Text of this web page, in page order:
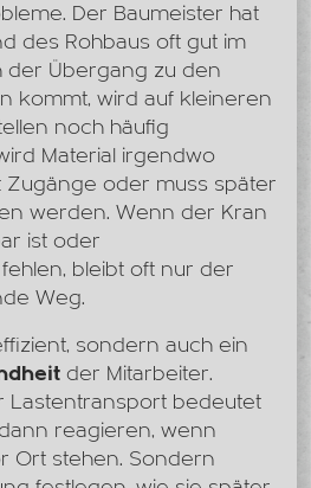
Der Baumeister hat
des Rohbaus oft gut im
der Übergang zu den
kommt, wird auf kleineren
noch häufig
Material irgendwo
Zugänge oder muss später
werden. Wenn der Kran
ist oder
bleibt oft nur der
Weg.
sondern auch ein
der Mitarbeiter.
Lastentransport bedeutet
reagieren, wenn
Ort stehen. Sondern